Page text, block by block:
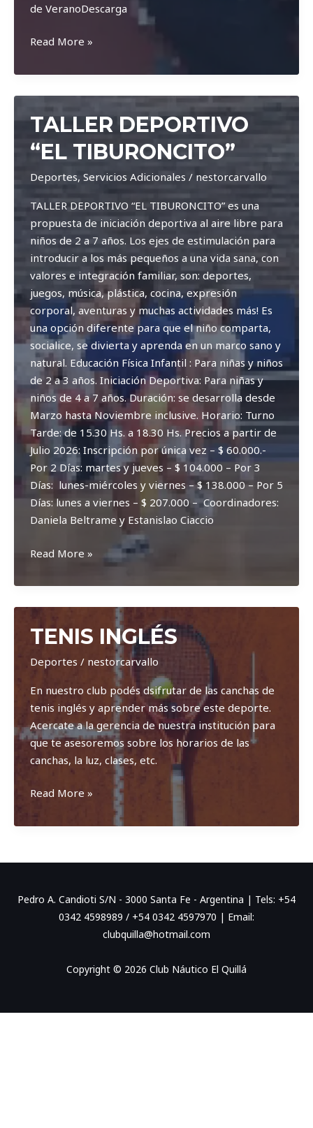
de VeranoDescarga
Taller
Verano
Read More »
TALLER DEPORTIVO
“EL TIBURONCITO”
Deportes, Servicios Adicionales / nestorcarvallo
TALLER DEPORTIVO “EL TIBURONCITO” es una
propuesta de iniciación deportiva al aire libre para
niños de 2 a 7 años. Los ejes de estimulación para
introducir a los más pequeños a una vida sana, con
valores e integración familiar, son: deportes,
juegos, música, plástica, cocina, expresión
corporal, aventuras y muchas actividades más! Es
una opción diferente para que el niño comparta,
socialice, se divierta y aprenda en un marco sano y
natural. Educación Física Infantil : Para niñas y niños
de 2 a 3 años. Iniciación Deportiva: Para niñas y
niños de 4 a 7 años. Duración: se desarrolla desde
Marzo hasta Noviembre inclusive. Horario: Turno
Tarde: de 15.30 Hs. a 18.30 Hs. Precios a partir de
Julio 2026: Inscripción por única vez – $ 60.000.-
Por 2 Días: martes y jueves – $ 104.000 – Por 3
Días: lunes-miércoles y viernes – $ 138.000 – Por 5
Días: lunes a viernes – $ 207.000 – Coordinadores:
Daniela Beltrame y Estanislao Ciaccio
Taller
“el
tiburoncito”
Read More »
TENIS INGLÉS
Deportes / nestorcarvallo
En nuestro club podés dsifrutar de las canchas de
tenis inglés y aprender más sobre este deporte.
Acercate a la gerencia de nuestra institución para
que te asesoremos sobre los horarios de las
canchas, la luz, clases, etc.
Tenis
Read More »
Pedro A. Candioti S/N - 3000 Santa Fe - Argentina | Tels: +54
0342 4598989 / +54 0342 4597970 | Email:
clubquilla@hotmail.com
Copyright © 2026 Club Náutico El Quillá